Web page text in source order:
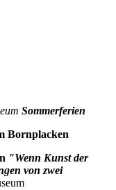
Sommerferien
Bornplacken
"Wenn Kunst der
von zwei